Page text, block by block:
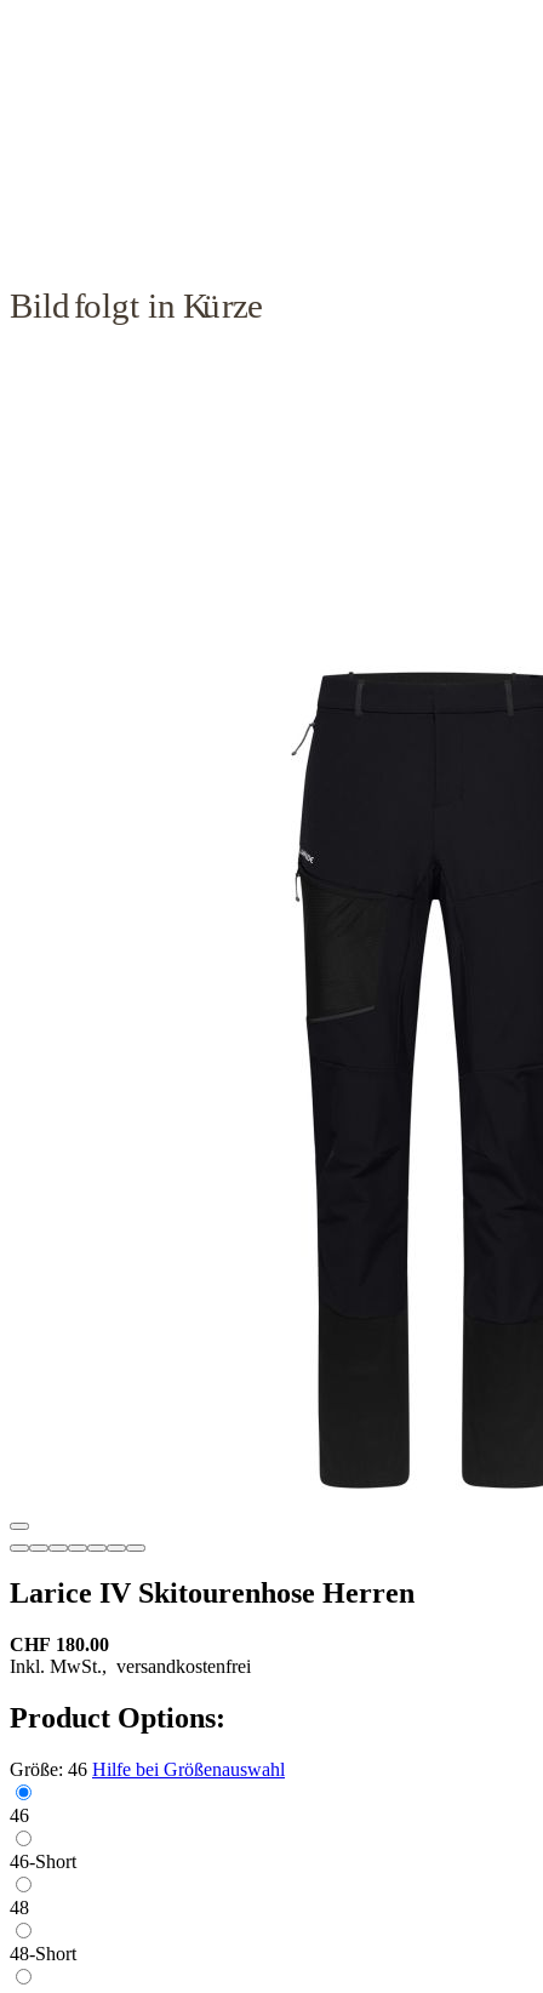
Larice IV Skitourenhose Herren
CHF 180.00
Inkl. MwSt., versandkostenfrei
Product Options:
Größe: 46 Hilfe bei Größenauswahl
46
46-Short
48
48-Short